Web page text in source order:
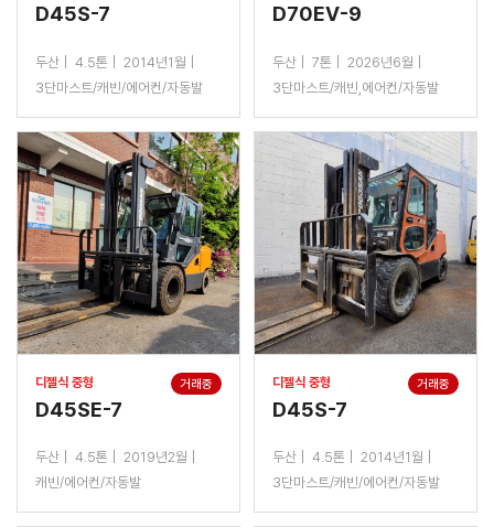
D45S-7
두산 4.5톤
2014년1월
3단마스트/캐빈/에어컨/자동발
D70EV-9
두산 7톤
2026년6월
3단마스트/캐빈,에어컨/자동발
거래중
디젤식 중형
D45SE-7
두산 4.5톤
2019년2월
캐빈/에어컨/자동발
거래중
디젤식 중형
D45S-7
두산 4.5톤
2014년1월
3단마스트/캐빈/에어컨/자동발